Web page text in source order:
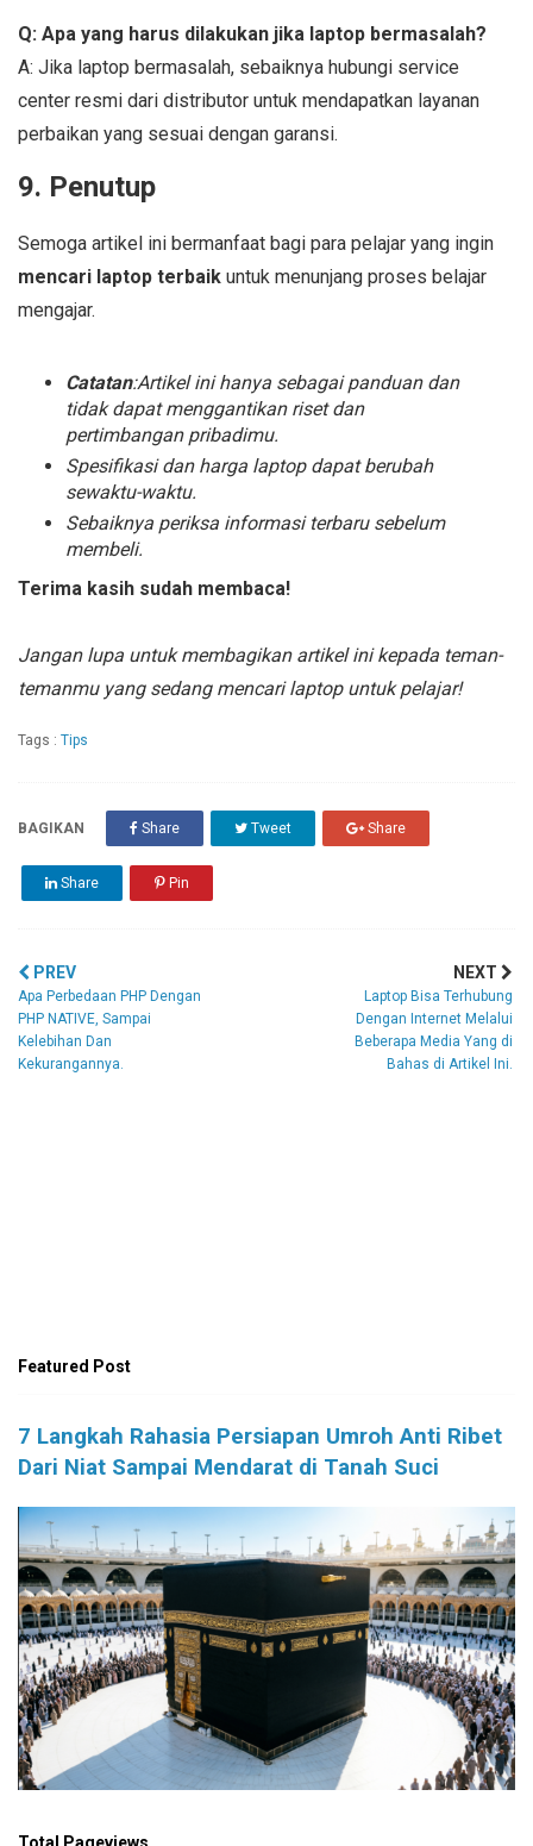
Q: Apa yang harus dilakukan jika laptop bermasalah?
A: Jika laptop bermasalah, sebaiknya hubungi service
center resmi dari distributor untuk mendapatkan layanan
perbaikan yang sesuai dengan garansi.
9. Penutup
Semoga artikel ini bermanfaat bagi para pelajar yang ingin
mencari laptop terbaik untuk menunjang proses belajar
mengajar.
Catatan:Artikel ini hanya sebagai panduan dan
tidak dapat menggantikan riset dan
pertimbangan pribadimu.
Spesifikasi dan harga laptop dapat berubah
sewaktu-waktu.
Sebaiknya periksa informasi terbaru sebelum
membeli.
Terima kasih sudah membaca!
Jangan lupa untuk membagikan artikel ini kepada teman-
temanmu yang sedang mencari laptop untuk pelajar!
Tags : Tips
BAGIKAN Share Tweet Share
Share Pin
PREV
Apa Perbedaan PHP Dengan
PHP NATIVE, Sampai
Kelebihan Dan
Kekurangannya.
NEXT
Laptop Bisa Terhubung
Dengan Internet Melalui
Beberapa Media Yang di
Bahas di Artikel Ini.
Featured Post
7 Langkah Rahasia Persiapan Umroh Anti Ribet
Dari Niat Sampai Mendarat di Tanah Suci